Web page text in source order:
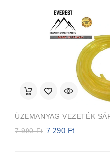
7 990Ft Original
7 290 Ft